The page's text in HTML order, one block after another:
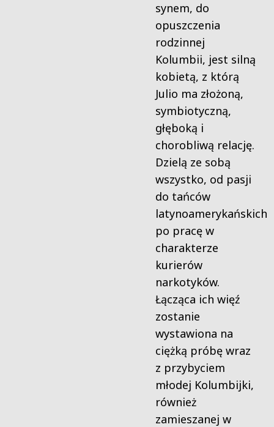
synem, do
opuszczenia
rodzinnej
Kolumbii, jest silną
kobietą, z którą
Julio ma złożoną,
symbiotyczną,
głęboką i
chorobliwą relację.
Dzielą ze sobą
wszystko, od pasji
do tańców
latynoamerykańskich
po pracę w
charakterze
kurierów
narkotyków.
Łącząca ich więź
zostanie
wystawiona na
ciężką próbę wraz
z przybyciem
młodej Kolumbijki,
również
zamieszanej w